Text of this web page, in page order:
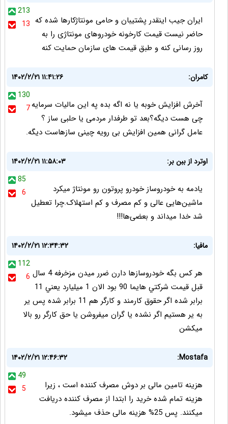
213
13 ایران جیب اینقدر پشتیبان و حامی مونتاژکارها شده که
حاضر نیست قیمت کارخونه خودروهای مونتاژی را به
روز رسانی کنه و طبق قیمت های سازمان حمایت کنه
کامران:
۱۴۰۲/۲/۲۱ ۱۱:۴۱:۲۶
130
7آخرش افزایش خوبه یا نه اگه بده په این مالیات سرمایه
چی هست دیگه؟بعد تو طرفدار مردمی یا حلبی ساز ؟
عامل گرانی همین افزایش بی رویه چینی سازهاست دیگه.
اوترد از ببن بر:
۱۴۰۲/۲/۲۱ ۱۱:۵۸:۰۳
85
6
یادمه به خودروساز خودرو پروتون رو مونتاژ میکرد
ماشین‌هایی عالی و کم مصرف و کم استهلاک.چرا تعطیل
شد خدا میداند و بعضی‌ها!!!
مافيا:
۱۴۰۲/۲/۲۱ ۱۲:۳۴:۳۲
112
6 هر كس بگه خودروسازها دارن ضرر ميدن مزخرفه 4 سال
قبل قيمت شركتي هايما 90 بود الان 1 ميليارد يعني 11
برابر شده اگر حقوق كارمند و كارگر هم 11 برابر شده پس ير
به ير هستيم اگر نشده يا گران ميفروشن يا حق كارگر رو بالا
ميكشن
Mostafa:
۱۴۰۲/۲/۲۱ ۱۲:۴۶:۳۲
49
5
هزینه تامین مالی بر دوش مصرف کننده است ، زیرا
هزینه تمام شده خرید را ابتدا از مصرف کننده دریافت
میکنند. پس 25% هزینه مالی حذف میشود.